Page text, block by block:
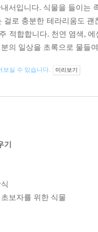
서입니다. 식물을 들이는
걸로 충분한 테라리움도
적합합니다. 천연 염색,
의 일상을 초록으로 물들
보실 수 있습니다. 미리보기
보자를 위한 식물